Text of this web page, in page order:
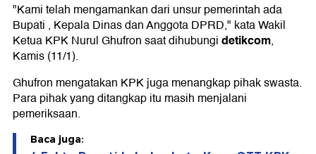
"Kami telah mengamankan dari unsur pemerintah ada
Bupati , Kepala Dinas dan Anggota DPRD," kata Wakil
Ketua KPK Nurul Ghufron saat dihubungidetikcom,
Kamis (11/1).
Ghufron mengatakan KPK juga menangkap pihak swasta.
Para pihak yang ditangkap itu masih menjalani
pemeriksaan.
Baca juga: